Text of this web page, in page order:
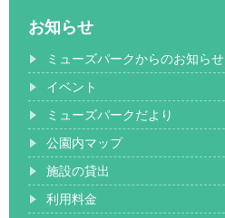
お知らせ
ミューズパークからのお知らせ
イベント
ミューズパークだより
公園内マップ
施設の貸出
利用料金